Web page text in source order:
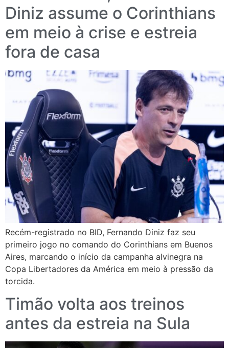
Diniz assume o Corinthians
em meio à crise e estreia
fora de casa
Recém-registrado no BID, Fernando Diniz faz seu
primeiro jogo no comando do Corinthians em Buenos
Aires, marcando o início da campanha alvinegra na
Copa Libertadores da América em meio à pressão da
torcida.
Timão volta aos treinos
antes da estreia na Sula